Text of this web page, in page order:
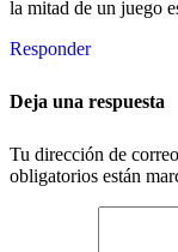
la mitad de un juego
Responder
Deja una respuesta
Tu dirección de
obligatorios están